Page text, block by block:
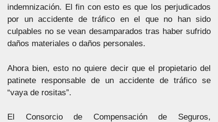
indemnización. El fin con esto es que los perjudicados
por un accidente de tráfico en el que no han sido
culpables no se vean desamparados tras haber sufrido
daños materiales o daños personales.
Ahora bien, esto no quiere decir que el propietario del
patinete responsable de un accidente de tráfico se
“vaya de rositas”.
El Consorcio de Compensación de Seguros,